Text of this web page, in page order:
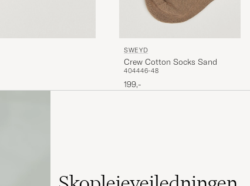
SWEYD
Crew Cotton Socks Sand
404446-48
199,-